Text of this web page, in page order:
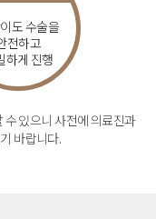
도 수술을
전하고
하게 진행
있으니 사전에 의료진과
바랍니다.